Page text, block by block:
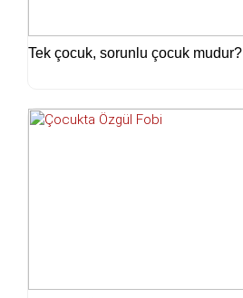
Tek çocuk, sorunlu çocuk mudur?